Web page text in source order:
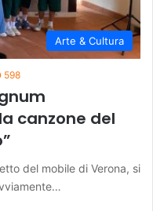
Arte & Cultura
598
canzone del
del mobile di Verona, si